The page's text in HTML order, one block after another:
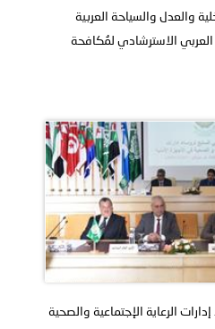
والعدل والسياحة العربية
الاسترشادي لمُكافحة
الرعاية الإجتماعية والصحية